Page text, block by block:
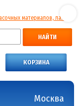
НАЙТИ
КОРЗИНА
Москва